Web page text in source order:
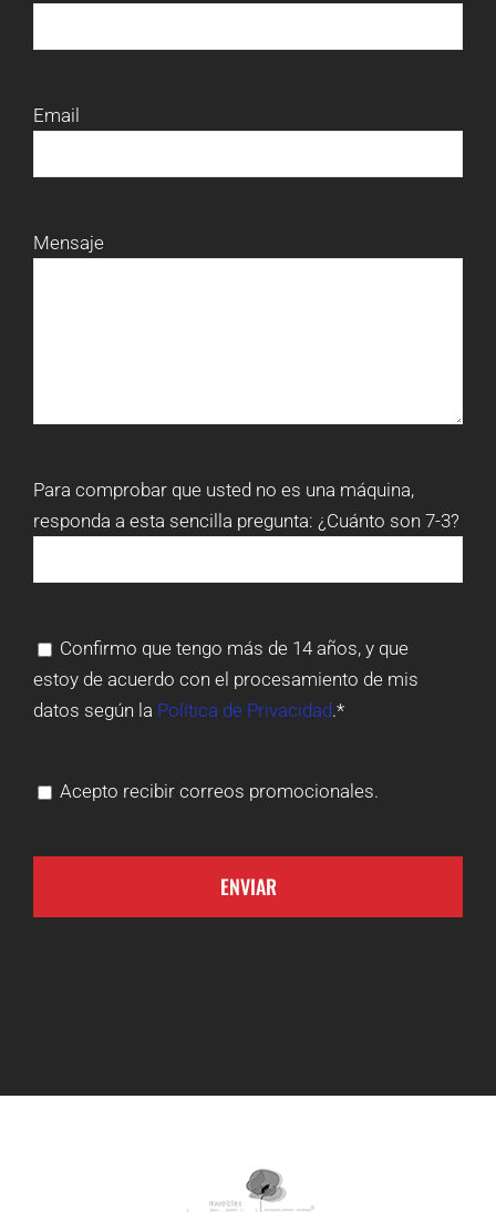
Email
Mensaje
Para comprobar que usted no es una máquina,
responda a esta sencilla pregunta: ¿Cuánto son 7-3?
Confirmo que tengo más de 14 años, y que
estoy de acuerdo con el procesamiento de mis
datos según la Política de Privacidad.*
Acepto recibir correos promocionales.